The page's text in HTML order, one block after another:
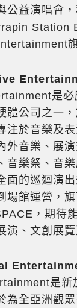
公益演唱會
Station
是必
體公司之一
注於音樂及
外音樂、展
音樂祭、音
面的巡迴演出
場館運營，
，期待
演、文創展
是新
為全亞洲觀